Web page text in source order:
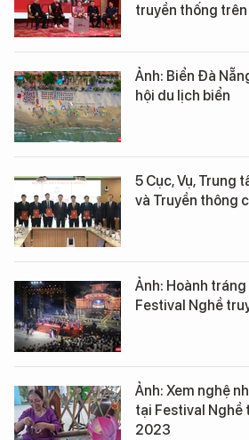
truyền thống
Ảnh: Biển Đà
hội du lịch biển
5 Cục, Vụ, Trung
và Truyền thông
Ảnh: Hoành
Festival Nghề
Ảnh: Xem nghệ
tại Festival Nghề
2023